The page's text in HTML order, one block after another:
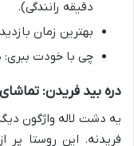
دقیقه رانندگی).
بهترین زمان
چی با خودت ببری:
دره بید فریدن:
یه دشت لاله واژگون
فریدنه. این روستا